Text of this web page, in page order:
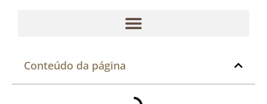
Conteúdo da página